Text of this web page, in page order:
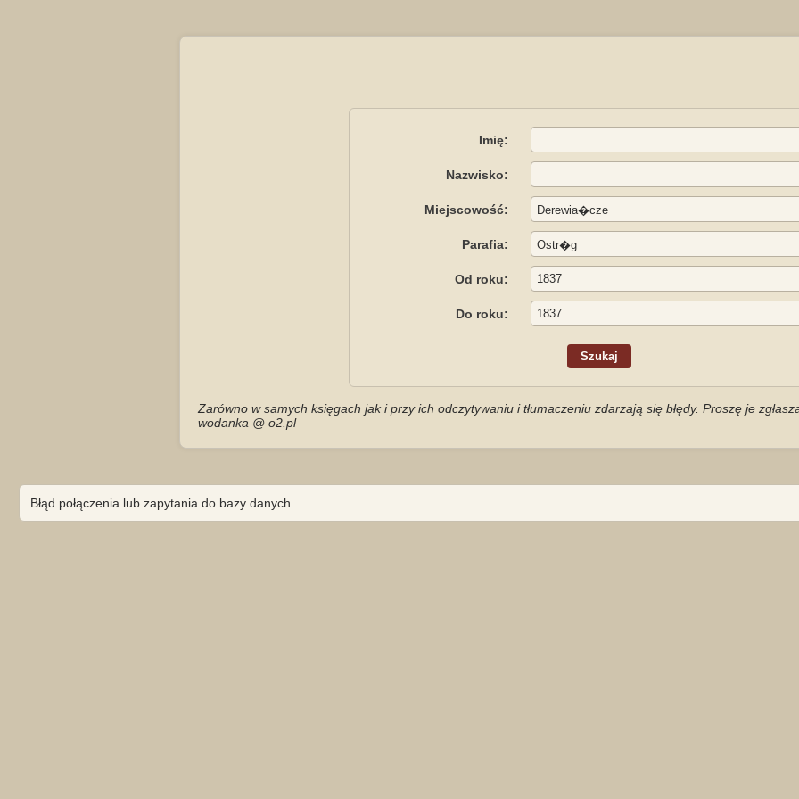
Imię:
Nazwisko:
Miejscowość:
Parafia:
Od roku:
Do roku:
Zarówno w samych księgach jak i przy ich odczytywaniu i tłumaczeniu zdarzają się błędy. Proszę je
wodanka @ o2.pl
Błąd połączenia lub zapytania do bazy danych.